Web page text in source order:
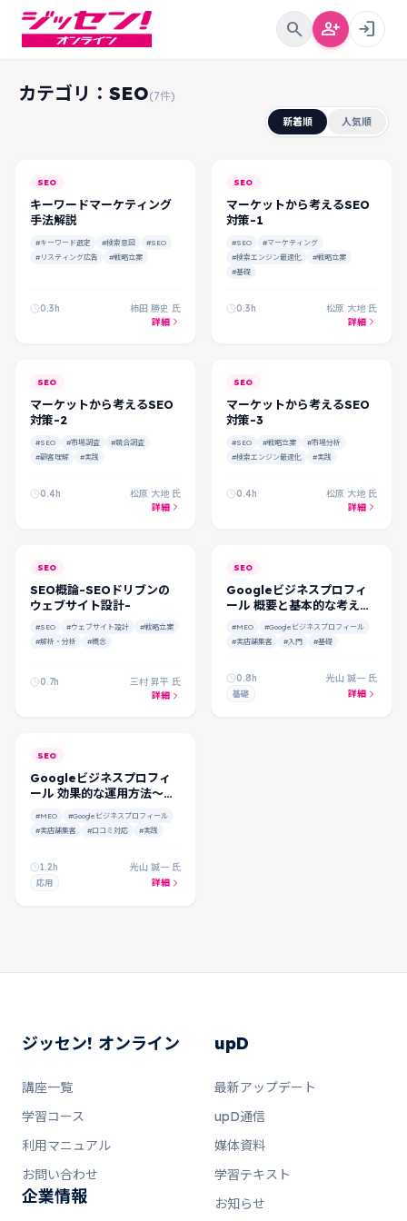
search person_add login
カテゴリ：SEO(7件)
新着順 人気順
SEO
キーワードマーケティング
手法解説
#キーワード選定 #検索意図
#SEO
#リスティング広告
#戦略立案
0.3h
柿田 勝史 氏
詳細
SEO
マーケットから考えるSEO
対策-1
#SEO
#マーケティング
#検索エンジン最適化
#戦略立案
#基礎
0.3h
松原 大地 氏
詳細
SEO
マーケットから考えるSEO
対策-2
#SEO #市場調査
#競合調査
#顧客理解
#実践
0.4h
松原 大地 氏
詳細
SEO
マーケットから考えるSEO
対策-3
#SEO #戦略立案
#市場分析
#検索エンジン最適化
#実践
0.4h
松原 大地 氏
詳細
SEO
SEO概論-SEOドリブンの
ウェブサイト設計-
#SEO #ウェブサイト設計
#戦略立案
#解析・分析
#概念
0.7h
三村 昇平 氏
詳細
SEO
Googleビジネスプロフィ
ール 概要と基本的な考え方
#MEO
#Googleビジネスプロフィール
#実店舗集客
#入門 #基礎
0.8h 光山 誠一 氏
基礎 詳細
SEO
Googleビジネスプロフィ
ール 効果的な運用方法～応
#MEO
#Googleビジネスプロフィール
#実店舗集客
#口コミ対応 #実践
1.2h 光山 誠一 氏
応用 詳細
ジッセン! オンライン
講座一覧
学習コース
利用マニュアル
お問い合わせ
企業情報
upD
最新アップデート
upD通信
媒体資料
学習テキスト
お知らせ